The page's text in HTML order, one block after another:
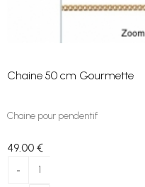
Chaine 50 cm Gourmette
Chaine pour pendentif
49.00 €